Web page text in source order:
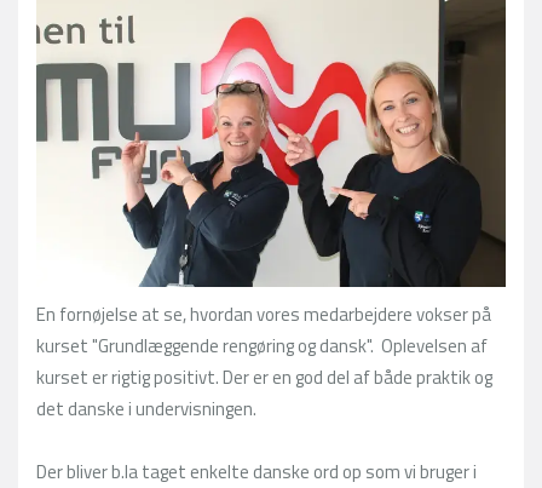
En fornøjelse at se, hvordan vores medarbejdere vokser på
kurset "Grundlæggende rengøring og dansk". Oplevelsen af
kurset er rigtig positivt. Der er en god del af både praktik og
det danske i undervisningen.
Der bliver b.la taget enkelte danske ord op som vi bruger i